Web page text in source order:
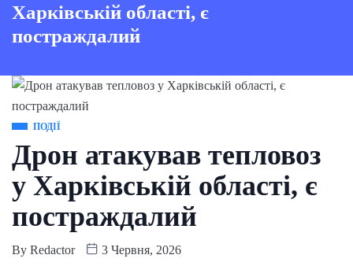
Харківській області, є
постраждалий
ПОДІЇ
Дрон атакував тепловоз
у Харківській області, є
постраждалий
By Redactor 3 Червня, 2026